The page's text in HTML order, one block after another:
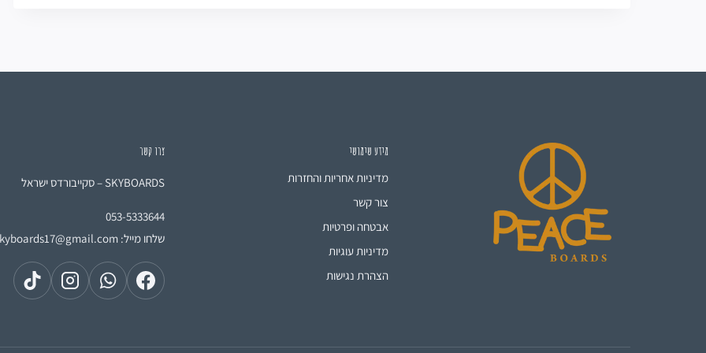
מידע שימושי
מדיניות אחריות והחזרות
צור קשר
אבטחה ופרטיות
מדיניות עוגיות
הצהרת נגישות
צרו קשר
SKYBOARDS – סקייבורדס ישראל
053-5333644
שלחו מייל: